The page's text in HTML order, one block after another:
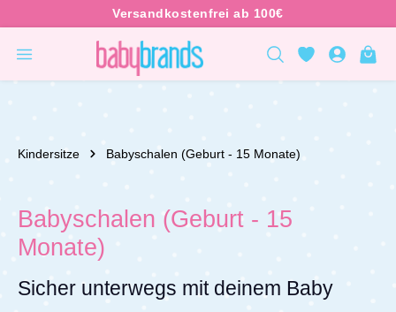
Kindersitze Babyschalen (Geburt - 15 Monate)
Babyschalen (Geburt - 15
Monate)
Sicher unterwegs mit deinem Baby